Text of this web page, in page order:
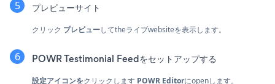
プレビューサイト
クリック プレビューしてtheライブwebsiteを表示します。
POWR Testimonial Feedをセットアップする
設定アイコンをクリックします POWR Editorにopenします。